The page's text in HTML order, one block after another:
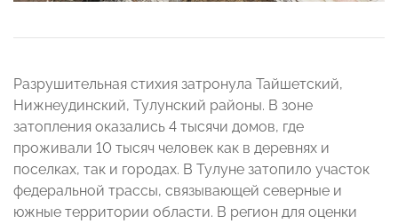
Разрушительная стихия затронула Тайшетский,
Нижнеудинский, Тулунский районы. В зоне
затопления оказались 4 тысячи домов, где
проживали 10 тысяч человек как в деревнях и
поселках, так и городах. В Тулуне затопило участок
федеральной трассы, связывающей северные и
южные территории области. В регион для оценки